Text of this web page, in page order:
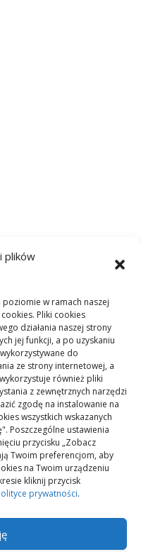
plików
poziomie w ramach naszej
Pliki cookies
działania naszej strony
jej funkcji, a po uzyskaniu
do
ze strony internetowej, a
również pliki
z zewnętrznych narzędzi
zgodę na instalowanie na
wszystkich wskazanych
Poszczególne ustawienia
przycisku „Zobacz
Twoim preferencjom, aby
na Twoim urządzeniu
kliknij przycisk
prywatności.